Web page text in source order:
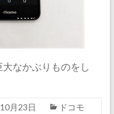
なかぶりものをし
月23日
ドコモ